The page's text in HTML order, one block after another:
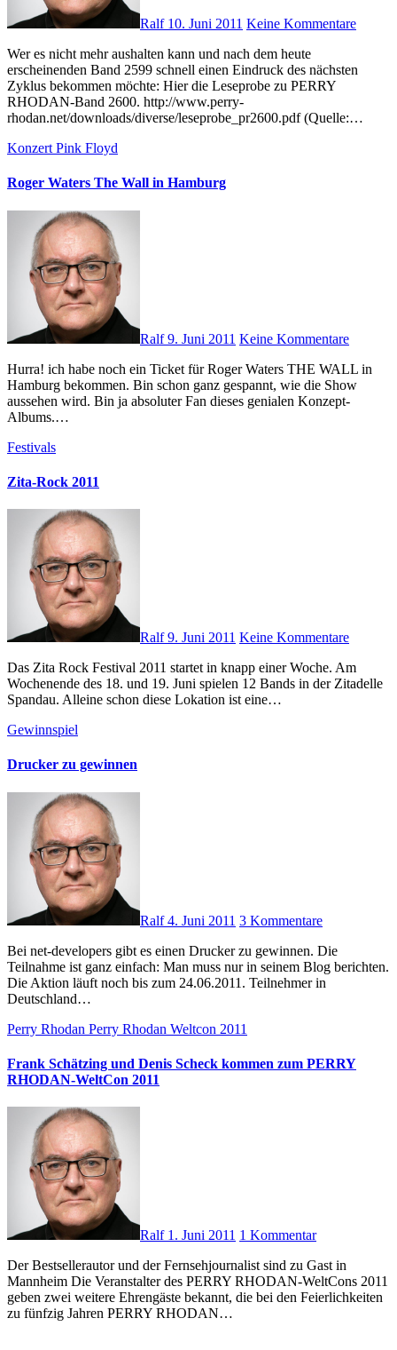
Ralf 10. Juni 2011 Keine Kommentare
Wer es nicht mehr aushalten kann und nach dem heute
erscheinenden Band 2599 schnell einen Eindruck des nächsten
Zyklus bekommen möchte: Hier die Leseprobe zu PERRY
RHODAN-Band 2600. http://www.perry-
rhodan.net/downloads/diverse/leseprobe_pr2600.pdf (Quelle:…
Konzert Pink Floyd
Roger Waters The Wall in Hamburg
Ralf9. Juni 2011 Keine Kommentare
Hurra! ich habe noch ein Ticket für Roger Waters THE WALL in
Hamburg bekommen. Bin schon ganz gespannt, wie die Show
aussehen wird. Bin ja absoluter Fan dieses genialen Konzept-
Albums.…
Festivals
Zita-Rock 2011
Ralf9. Juni 2011 Keine Kommentare
Das Zita Rock Festival 2011 startet in knapp einer Woche. Am
Wochenende des 18. und 19. Juni spielen 12 Bands in der Zitadelle
Spandau. Alleine schon diese Lokation ist eine…
Gewinnspiel
Drucker zu gewinnen
Ralf4. Juni 2011 3 Kommentare
Bei net-developers gibt es einen Drucker zu gewinnen. Die
Teilnahme ist ganz einfach: Man muss nur in seinem Blog berichten.
Die Aktion läuft noch bis zum 24.06.2011. Teilnehmer in
Deutschland…
Perry Rhodan Perry Rhodan Weltcon 2011
Frank Schätzing und Denis Scheck kommen zum PERRY
RHODAN-WeltCon 2011
Ralf 1. Juni 2011 1 Kommentar
Der Bestsellerautor und der Fernsehjournalist sind zu Gast in
Mannheim Die Veranstalter des PERRY RHODAN-WeltCons 2011
geben zwei weitere Ehrengäste bekannt, die bei den Feierlichkeiten
zu fünfzig Jahren PERRY RHODAN…